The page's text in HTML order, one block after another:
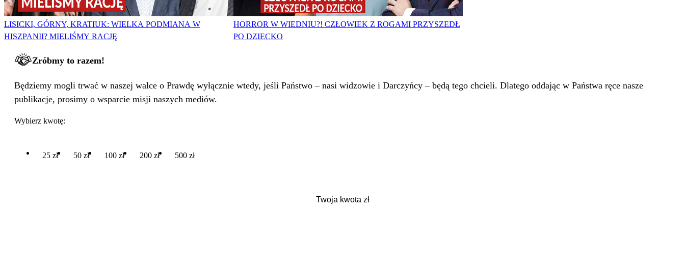
LISICKI, GÓRNY, KRATIUK: WIELKA PODMIANA W
HISZPANII? MIELIŚMY RACJĘ
HORROR W WIEDNIU?! CZŁOWIEK Z ROGAMI PRZYSZEDŁ
PO DZIECKO
Zróbmy to razem!
Będziemy mogli trwać w naszej walce o Prawdę wyłącznie wtedy, jeśli Państwo – nasi widzowie i Darczyńcy – będą tego chcieli. Dlatego oddając w Państwa ręce nasze
publikacje, prosimy o wsparcie misji naszych mediów.
Wybierz kwotę:
25 zł 50 zł 100 zł 200 zł 500 zł